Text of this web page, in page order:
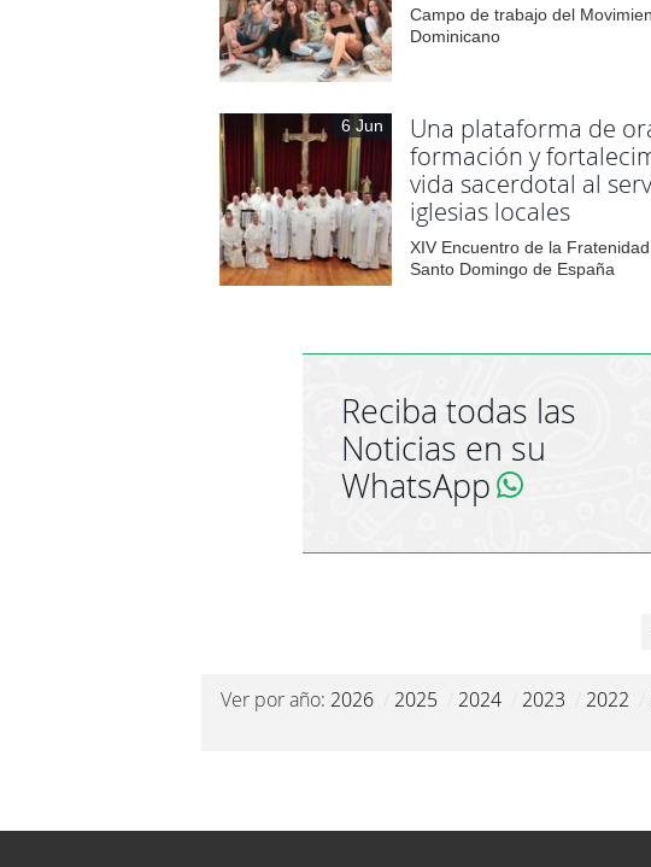
Campo de trabajo del
Dominicano
6 Jun
Una plataforma de
formación y
vida sacerdotal al
iglesias locales
XIV Encuentro de la
Santo Domingo de España
Reciba todas las
Noticias en su
WhatsApp
Ver por año: 2026 2025 2024 2023 2022